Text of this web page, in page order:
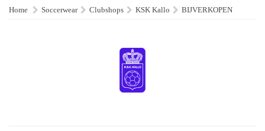
Home Soccerwear Clubshops KSK Kallo BIJVERKOPEN